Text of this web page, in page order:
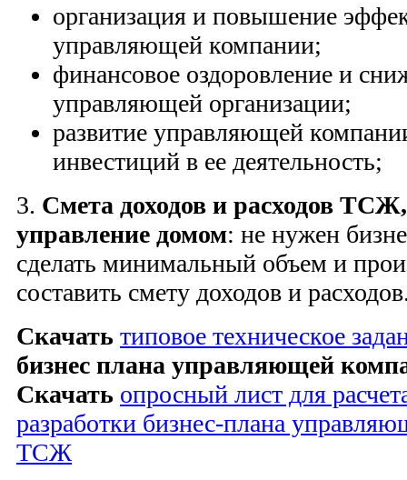
организация и повышение
управляющей компании;
финансовое оздоровление и
управляющей организации;
развитие управляющей
инвестиций в ее деятельность;
3. Смета доходов и расходов
управление домом: не нужен
сделать минимальный объем и
составить смету доходов и
Скачать типовое техническое
бизнес плана управляющей
Скачать опросный лист для
разработки бизнес-плана
ТСЖ